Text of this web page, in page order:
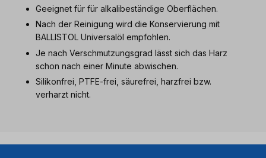
Geeignet für für alkalibeständige Oberflächen.
Nach der Reinigung wird die Konservierung mit
BALLISTOL Universalöl empfohlen.
Je nach Verschmutzungsgrad lässt sich das Harz
schon nach einer Minute abwischen.
Silikonfrei, PTFE-frei, säurefrei, harzfrei bzw.
verharzt nicht.